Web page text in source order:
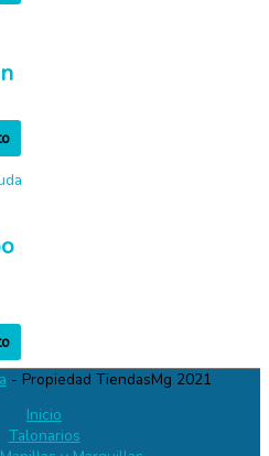
- Propiedad TiendasMg 2021
Inicio
Talonarios